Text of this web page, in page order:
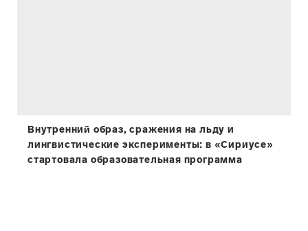
Внутренний образ, сражения на льду и
лингвистические эксперименты: в «Сириусе»
стартовала образовательная программа